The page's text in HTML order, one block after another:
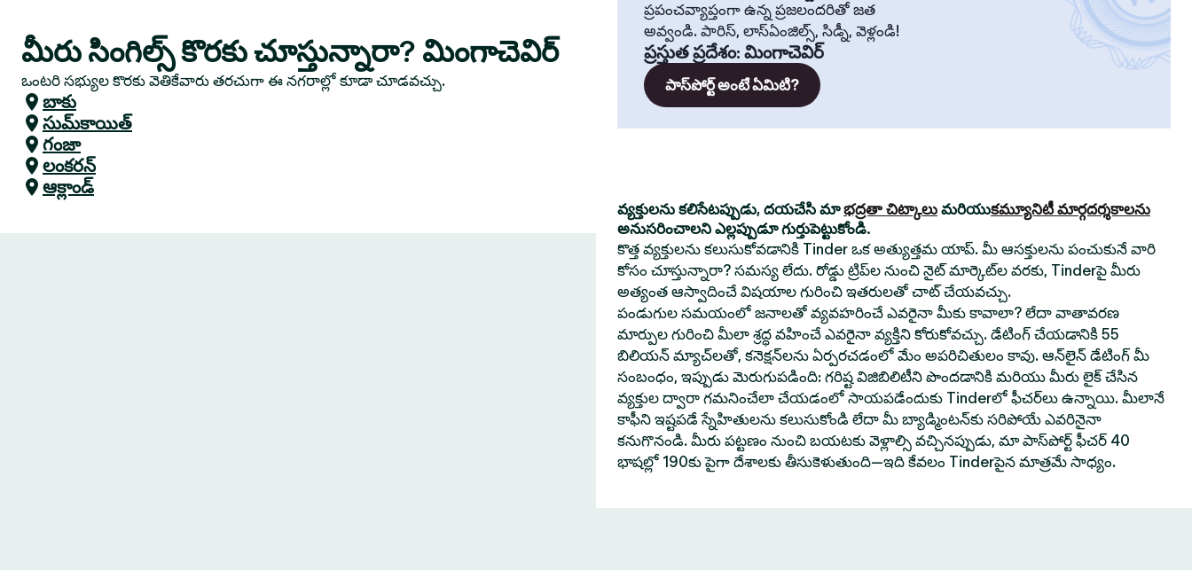
మీరు సింగిల్స్ కొరకు చూస్తున్నారా? మింగాచెవిర్
ఒంటరి సభ్యుల కొరకు వెతికేవారు తరచుగా ఈ నగరాల్లో కూడా చూడవచ్చు.
బాకు
సుమ్‌కాయిత్
గంజా
లంకరన్
ఆక్లాండ్
ప్రపంచవ్యాప్తంగా ఉన్న ప్రజలందరితో జత
అవ్వండి. పారిస్, లాస్‌ఏంజిల్స్, సిడ్నీ, వెళ్లండి!
ప్రస్తుత ప్రదేశం: మింగాచెవిర్
పాస్‌పోర్ట్ అంటే ఏమిటి?
వ్యక్తులను కలిసేటప్పుడు, దయచేసి మాభద్రతా చిట్కాలు మరియుకమ్యూనిటీ మార్గదర్శకాలను
అనుసరించాలని ఎల్లప్పుడూ గుర్తుపెట్టుకోండి.
కొత్త వ్యక్తులను కలుసుకోవడానికి Tinder ఒక అత్యుత్తమ యాప్. మీ ఆసక్తులను పంచుకునే వారి
కోసం చూస్తున్నారా? సమస్య లేదు. రోడ్డు ట్రిప్‌ల నుంచి నైట్ మార్కెట్‌ల వరకు, Tinderపై మీరు
అత్యంత ఆస్వాదించే విషయాల గురించి ఇతరులతో చాట్ చేయవచ్చు.
పండుగుల సమయంలో జనాలతో వ్యవహరించే ఎవరైనా మీకు కావాలా? లేదా వాతావరణ
మార్పుల గురించి మీలా శ్రద్ధ వహించే ఎవరైనా వ్యక్తిని కోరుకోవచ్చు. డేటింగ్ చేయడానికి 55
బిలియన్ మ్యాచ్‌లతో, కనెక్షన్‌లను ఏర్పరచడంలో మేం అపరిచితులం కావు. ఆన్‌లైన్ డేటింగ్ మీ
సంబంధం, ఇప్పుడు మెరుగుపడింది: గరిష్ట విజిబిలిటీని పొందడానికి మరియు మీరు లైక్ చేసిన
వ్యక్తుల ద్వారా గమనించేలా చేయడంలో సాయపడేందుకు Tinderలో ఫీచర్‌లు ఉన్నాయి. మీలానే
కాఫీని ఇష్టపడే స్నేహితులను కలుసుకోండి లేదా మీ బ్యాడ్మింటన్‌కు సరిపోయే ఎవరినైనా
కనుగొనండి. మీరు పట్టణం నుంచి బయటకు వెళ్లాల్సి వచ్చినప్పుడు, మా పాస్‌పోర్ట్ ఫీచర్ 40
భాషల్లో 190కు పైగా దేశాలకు తీసుకెళుతుంది—ఇది కేవలం Tinderపైన మాత్రమే సాధ్యం.